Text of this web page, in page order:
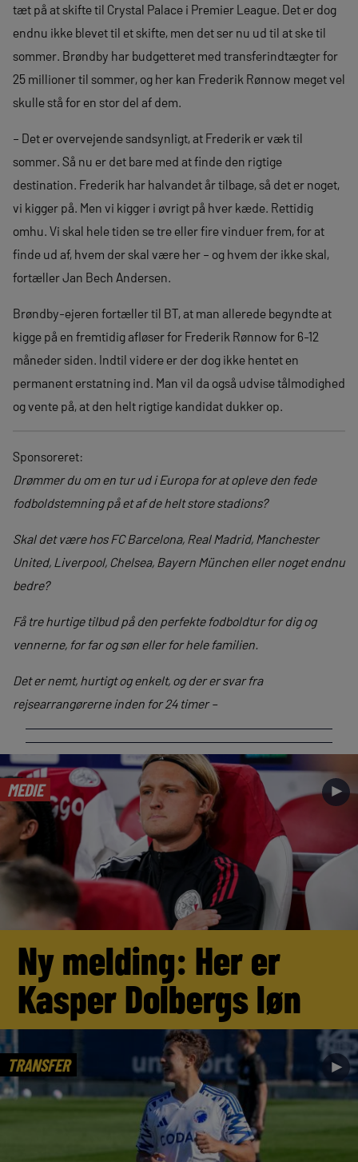
tæt på at skifte til Crystal Palace i Premier League. Det er dog
endnu ikke blevet til et skifte, men det ser nu ud til at ske til
sommer. Brøndby har budgetteret med transferindtægter for
25 millioner til sommer, og her kan Frederik Rønnow meget vel
skulle stå for en stor del af dem.
– Det er overvejende sandsynligt, at Frederik er væk til
sommer. Så nu er det bare med at finde den rigtige
destination. Frederik har halvandet år tilbage, så det er noget,
vi kigger på. Men vi kigger i øvrigt på hver kæde. Rettidig
omhu. Vi skal hele tiden se tre eller fire vinduer frem, for at
finde ud af, hvem der skal være her – og hvem der ikke skal,
fortæller Jan Bech Andersen.
Brøndby-ejeren fortæller til BT, at man allerede begyndte at
kigge på en fremtidig afløser for Frederik Rønnow for 6-12
måneder siden. Indtil videre er der dog ikke hentet en
permanent erstatning ind. Man vil da også udvise tålmodighed
og vente på, at den helt rigtige kandidat dukker op.
Sponsoreret:
Drømmer du om en tur ud i Europa for at opleve den fede
fodboldstemning på et af de helt store stadions?
Skal det være hos FC Barcelona, Real Madrid, Manchester
United, Liverpool, Chelsea, Bayern München eller noget endnu
bedre?
Få tre hurtige tilbud på den perfekte fodboldtur for dig og
vennerne, for far og søn eller for hele familien.
Det er nemt, hurtigt og enkelt, og der er svar fra
rejsearrangørerne inden for 24 timer –
MEDIE ►
Ny melding: Her er
Kasper Dolbergs løn
TRANSFER ►